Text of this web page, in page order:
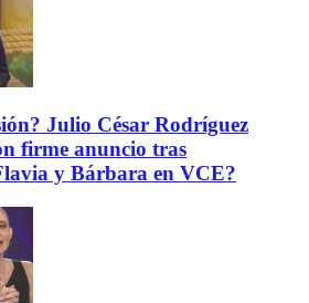
Julio César Rodríguez
firme anuncio tras
y Bárbara en VCE?